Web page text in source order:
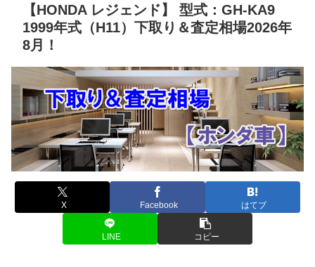
【HONDA レジェンド】 型式：GH-KA9
1999年式（H11）下取り＆査定相場2026年
8月！
X Facebook はてブ
LINE コピー